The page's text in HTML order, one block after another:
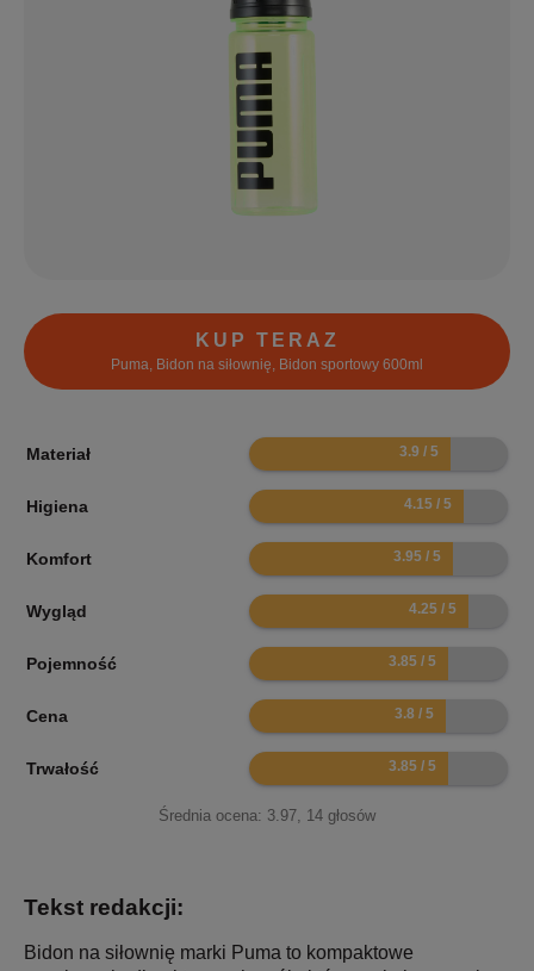
KUP TERAZ
Puma, Bidon na siłownię, Bidon sportowy 600ml
Materiał 7.8
Higiena 8.3
Komfort 7.9
Wygląd 8.5
Pojemność 7.7
Cena 7.6
Trwałość 7.7
Średnia ocena: 3.97, 14 głosów
Tekst redakcji:
Bidon na siłownię marki Puma to kompaktowe